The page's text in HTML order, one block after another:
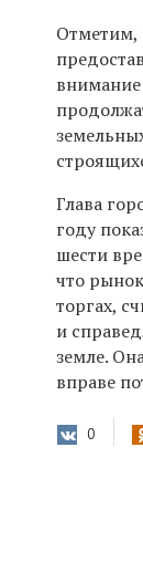
Отметим,
внимание
Глава
году
шести
что
торгах,
и
земле.
вправе
0